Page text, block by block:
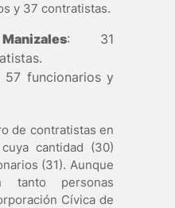
y 37 contratistas.
: 31
57 funcionarios y
de contratistas en
cantidad (30)
(31). Aunque
tanto personas
Cívica de